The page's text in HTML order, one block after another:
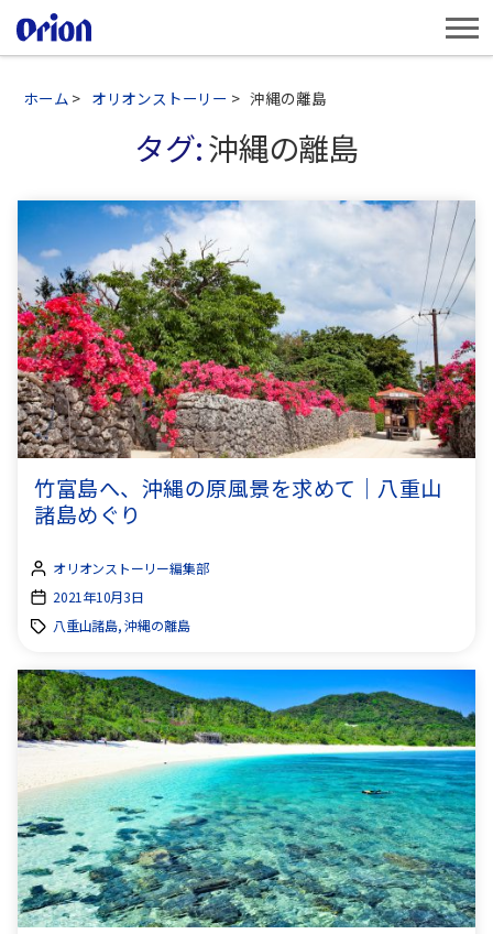
ホーム > オリオンストーリー > 沖縄の離島
タグ:沖縄の離島
竹富島へ、沖縄の原風景を求めて｜八重山
諸島めぐり
オリオンストーリー編集部
2021年10月3日
八重山諸島, 沖縄の離島